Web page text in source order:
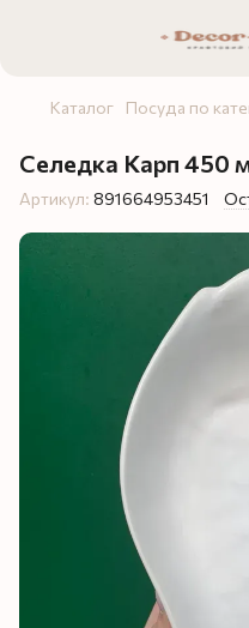
Каталог Посуда по
Селедка Карп 450
Артикул: 891664953451